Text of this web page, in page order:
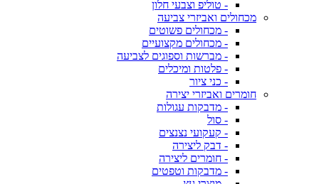
- טוליפ וצבעי חלון
מכחולים ואביזרי צביעה
- מכחולים פשוטים
- מכחולים מקצועיים
- מברשות וספוגים לצביעה
- פלטות ומיכלים
- כני ציור
חומרים ואביזרי יצירה
- מדבקות עגולות
- סול
- קעקועי נצנצים
- דבק ליצירה
- חומרים ליצירה
- מדבקות וטפטים